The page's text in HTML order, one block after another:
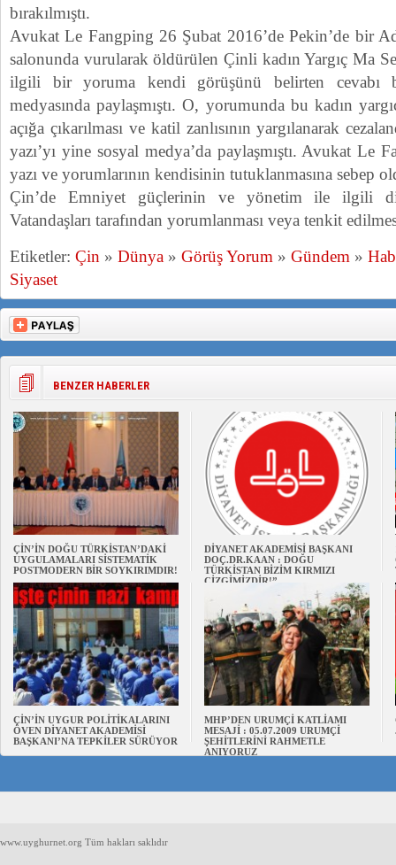
bırakılmıştı.
Avukat Le Fangping 26 Şubat 2016’de Pekin’de bir
salonunda vurularak öldürülen Çinli kadın Yargıç Ma
ilgili bir yoruma kendi görüşünü belirten cevabı
medyasında paylaşmıştı. O, yorumunda bu kadın
açığa çıkarılması ve katil zanlısının yargılanarak
yazı’yı yine sosyal medya’da paylaşmıştı. Avukat Le
yazı ve yorumlarının kendisinin tutuklanmasına sebep
Çin’de Emniyet güçlerinin ve yönetim ile ilgili
Vatandaşları tarafından yorumlanması veya tenkit
Etiketler: Çin » Dünya » Görüş Yorum » Gündem »
Siyaset
BENZER HABERLER
ÇİN’İN DOĞU TÜRKİSTAN’DAKİ
UYGULAMALARI SİSTEMATİK
POSTMODERN BİR SOYKIRIMDIR!
DİYANET AKADEMİSİ BAŞKANI
DOÇ.DR.KAAN : DOĞU
TÜRKİSTAN BİZİM KIRMIZI
ÇİZGİMİZDİR!”
ÇİN’İN UYGUR POLİTİKALARINI
ÖVEN DİYANET AKADEMİSİ
BAŞKANI’NA TEPKİLER SÜRÜYOR
MHP’DEN URUMÇİ KATLİAMI
MESAJİ : 05.07.2009 URUMÇİ
ŞEHİTLERİNİ RAHMETLE
ANIYORUZ
www.uyghurnet.org Tüm hakları saklıdır